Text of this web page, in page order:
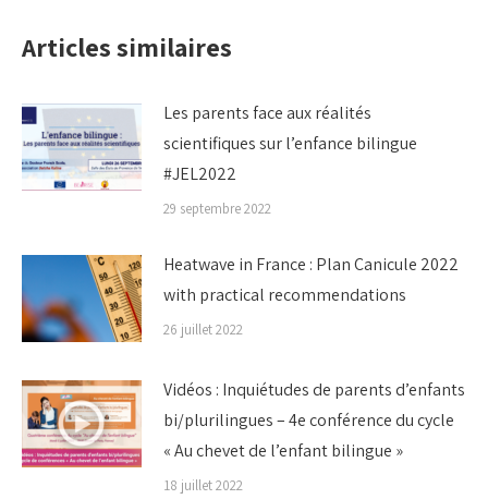
Articles similaires
Les parents face aux réalités
scientifiques sur l’enfance bilingue
#JEL2022
29 septembre 2022
Heatwave in France : Plan Canicule 2022
with practical recommendations
26 juillet 2022
Vidéos : Inquiétudes de parents d’enfants
bi/plurilingues – 4e conférence du cycle
« Au chevet de l’enfant bilingue »
18 juillet 2022